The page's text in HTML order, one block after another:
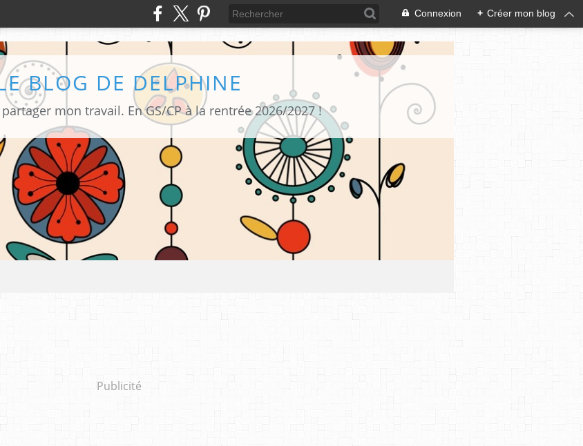
Connexion + Créer mon blog
BLOG DE DELPHINE
mon travail. En GS/CP à la rentrée 2026/2027 !
Publicité